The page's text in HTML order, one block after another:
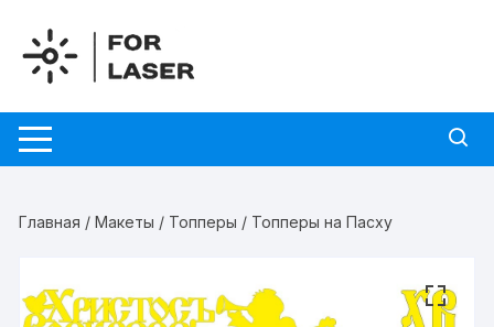
содержимому
Главная /Макеты / Топперы / Топперы на Пасху